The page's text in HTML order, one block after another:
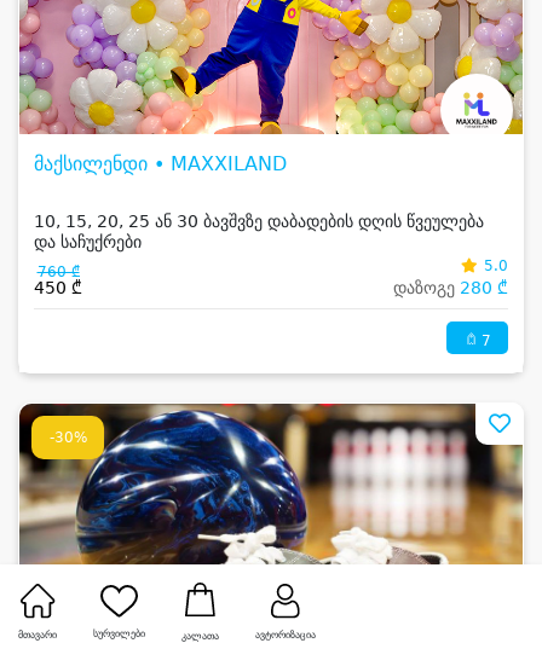
მთავარი სურვილები კალათა ავტორიზაცია
მაქსილენდი • MAXXILAND
10, 15, 20, 25 ან 30 ბავშვზე დაბადების დღის წვეულება
და საჩუქრები
760 ₾
450 ₾
5.0
დაზოგე 280 ₾
7
-30%